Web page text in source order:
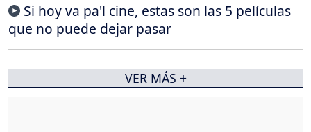
Si hoy va pa'l cine, estas son las 5 películas
que no puede dejar pasar
VER MÁS +